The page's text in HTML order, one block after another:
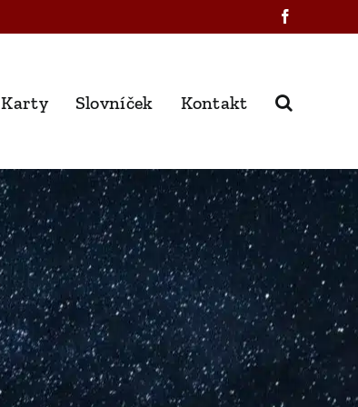
Karty Slovníček Kontakt